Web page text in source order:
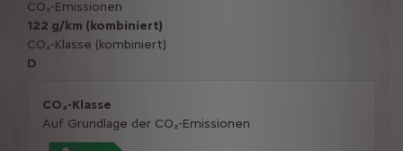
CO₂-Emissionen
122 g/km (kombiniert)
CO₂-Klasse (kombiniert)
D
CO₂-Klasse
Auf Grundlage der CO₂-Emissionen